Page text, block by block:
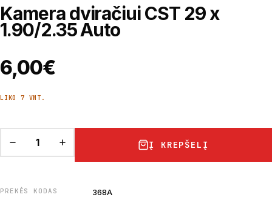
Kamera dviračiui CST 29 x
1.90/2.35 Auto
6,00€
LIKO 7 VNT.
Į KREPŠELĮ
PREKĖS KODAS 368A